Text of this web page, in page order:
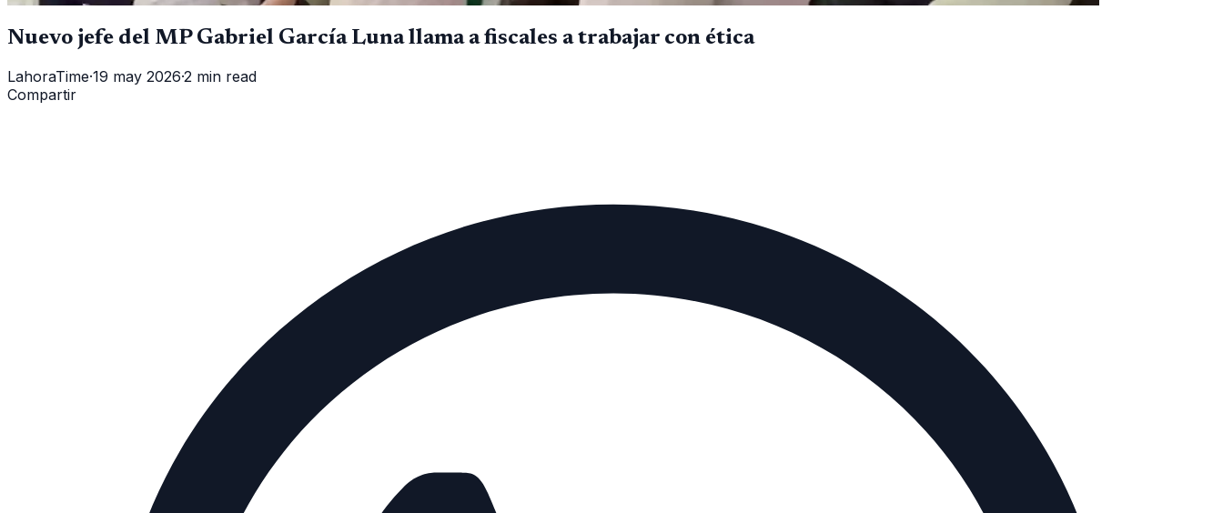
Nuevo jefe del MP Gabriel García Luna llama a fiscales a trabajar con ética
LahoraTime·19 may 2026·2 min read
Compartir